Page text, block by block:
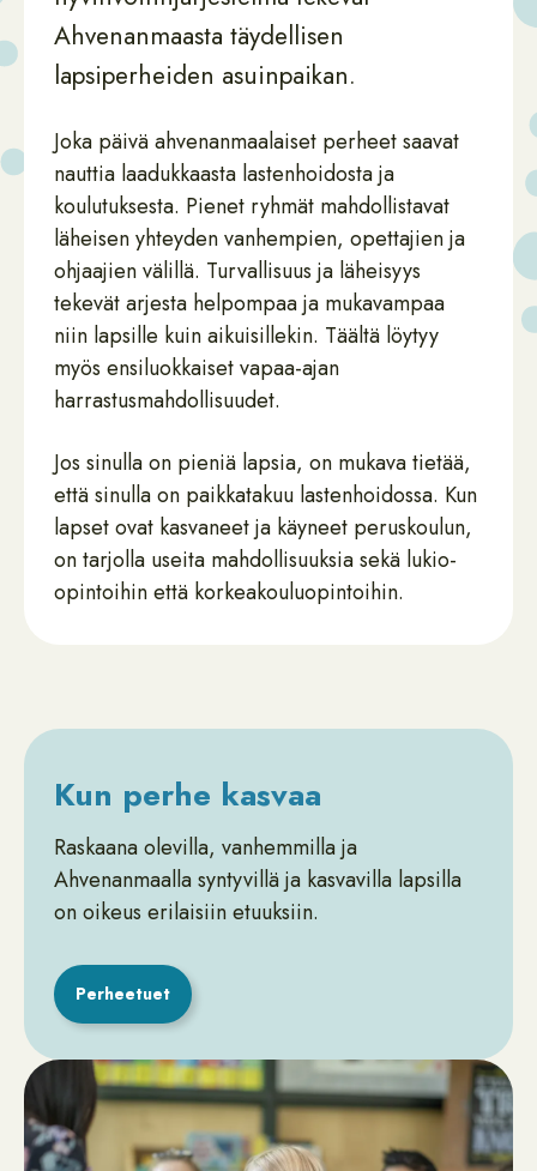
Ahvenanmaasta täydellisen
lapsiperheiden asuinpaikan.
Joka päivä ahvenanmaalaiset perheet saavat
nauttia laadukkaasta lastenhoidosta ja
koulutuksesta. Pienet ryhmät mahdollistavat
läheisen yhteyden vanhempien, opettajien ja
ohjaajien välillä. Turvallisuus ja läheisyys
tekevät arjesta helpompaa ja mukavampaa
niin lapsille kuin aikuisillekin. Täältä löytyy
myös ensiluokkaiset vapaa-ajan
harrastusmahdollisuudet.
Jos sinulla on pieniä lapsia, on mukava tietää,
että sinulla on paikkatakuu lastenhoidossa. Kun
lapset ovat kasvaneet ja käyneet peruskoulun,
on tarjolla useita mahdollisuuksia sekä lukio-
opintoihin että korkeakouluopintoihin.
Kun perhe kasvaa
Raskaana olevilla, vanhemmilla ja
Ahvenanmaalla syntyvillä ja kasvavilla lapsilla
on oikeus erilaisiin etuuksiin.
Perheetuet